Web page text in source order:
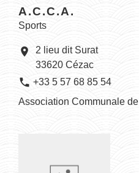
A.C.C.A.
Sports
location_on
2 lieu dit Surat
33620 Cézac
phone +33 5 57 68 85 54
Association Communale